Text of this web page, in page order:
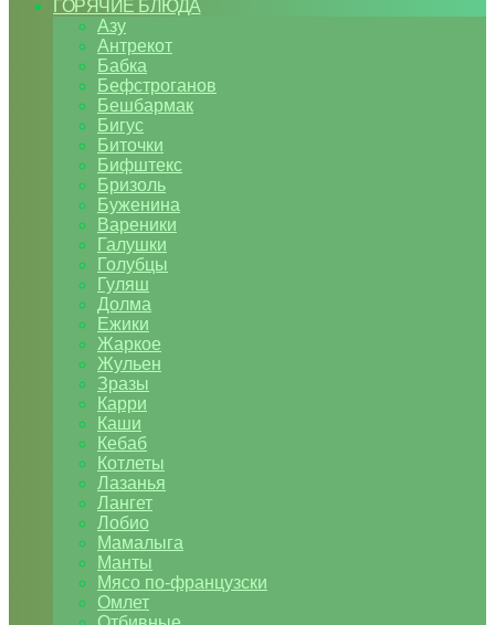
ГОРЯЧИЕ БЛЮДА
Азу
Антрекот
Бабка
Бефстроганов
Бешбармак
Бигус
Биточки
Бифштекс
Бризоль
Буженина
Вареники
Галушки
Голубцы
Гуляш
Долма
Ежики
Жаркое
Жульен
Зразы
Карри
Каши
Кебаб
Котлеты
Лазанья
Лангет
Лобио
Мамалыга
Манты
Мясо по-французски
Омлет